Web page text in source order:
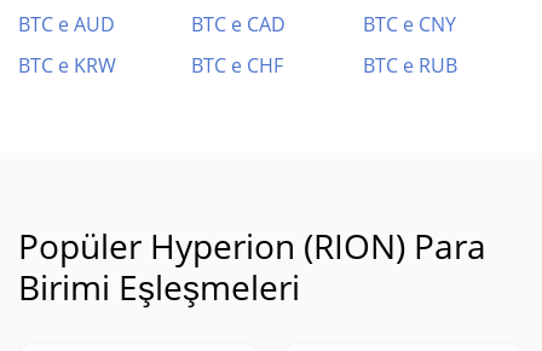
BTC e AUD
BTC e CAD
BTC e CNY
BTC e KRW
BTC e CHF BTC e RUB
Popüler Hyperion (RION) Para
Birimi Eşleşmeleri